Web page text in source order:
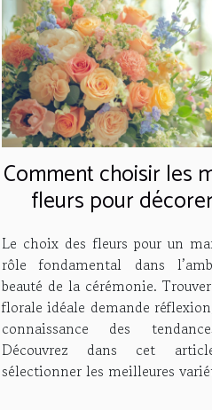
Comment choisir les
fleurs pour
Le choix des fleurs pour un
rôle fondamental dans
beauté de la cérémonie.
florale idéale demande
connaissance des
Découvrez dans cet
sélectionner les meilleures